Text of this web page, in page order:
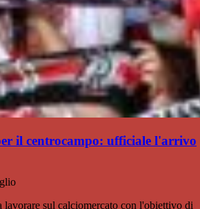
il centrocampo: ufficiale l'arrivo
lavorare sul calciomercato con l'obiettivo di